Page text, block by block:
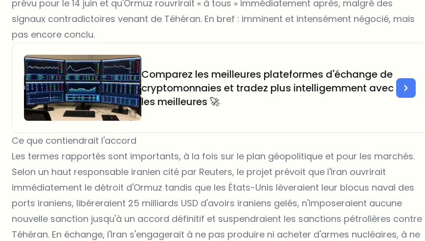
prévu pour le 14 juin et qu'Ormuz rouvrirait « à tous » immédiatement après, malgré des
signaux contradictoires venant de Téhéran. En bref : imminent et intensément négocié, mais
pas encore conclu.
Comparez les meilleures plateformes d'échange de
cryptomonnaies et tradez plus intelligemment avec
les meilleures 🚀
Ce que contiendrait l'accord
Les termes rapportés sont importants, à la fois sur le plan géopolitique et pour les marchés.
Selon un haut responsable iranien cité par Reuters, le projet prévoit que l'Iran ouvrirait
immédiatement le détroit d'Ormuz tandis que les États-Unis lèveraient leur blocus naval des
ports iraniens, libéreraient 25 milliards USD d'avoirs iraniens gelés, n'imposeraient aucune
nouvelle sanction jusqu'à un accord définitif et suspendraient les sanctions pétrolières contre
Téhéran. En échange, l'Iran s'engagerait à ne pas produire ni acheter d'armes nucléaires, à ne